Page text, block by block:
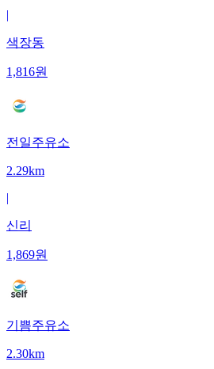
|
색장동
1,816원
전일주유소
2.29km
|
신리
1,869원
기쁨주유소
2.30km